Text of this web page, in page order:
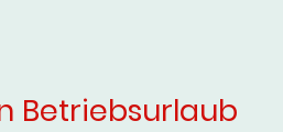
Betriebsurlaub